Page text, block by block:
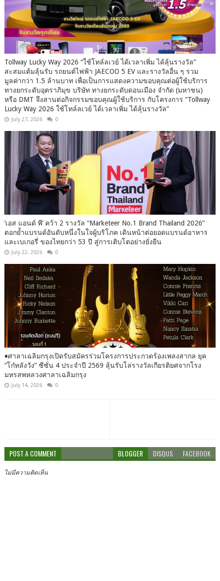
Tollway Lucky Way 2026 “ใช้โทล์ลเวย์ ได้เวลาเพิ่ม ได้ลุ้นรางวัล”
สะสมแต้มลุ้นรับ รถยนต์ไฟฟ้า JAECOO 5 EV และรางวัลอื่น ๆ รวม
มูลค่ากว่า 1.5 ล้านบาท เพื่อเป็นการแสดงความขอบคุณต่อผู้ใช้บริการ
ทางยกระดับอุตราภิมุข บริษัท ทางยกระดับดอนเมือง จำกัด (มหาชน)
หรือ DMT จึงสานต่อกิจกรรมขอบคุณผู้ใช้บริการ กับโครงการ “Tollway
Lucky Way 2026 ใช้โทล์ลเวย์ ได้เวลาเพิ่ม ได้ลุ้นรางวัล”
July 27, 2026 0
‘เอส แอนด์ พี’ คว้า 2 รางวัล “Marketeer No.1 Brand Thailand 2026”
ตอกย้ำแบรนด์อันดับหนึ่งในใจผู้บริโภค เดินหน้าต่อยอดแบรนด์อาหาร
และเบเกอรี่ ของไทยกว่า 53 ปี สู่การเติบโตอย่างยั่งยืน
July 22, 2026 0
♦️ศาลาเฉลิมกรุงเปิดรับสมัครร่วมโครงการประกวดร้องเพลงสากล ยุค
“โก๋หลังวัง” ซีซั่น 4 ประจำปี 2569 ลุ้นรับโล่รางวัลเกียรติยศจากโรง
มหรสพหลวงศาลาเฉลิมกรุง
July 14, 2026 0
POST A COMMENT BLOGGER DISQUS FACEBOOK
ไม่มีความคิดเห็น